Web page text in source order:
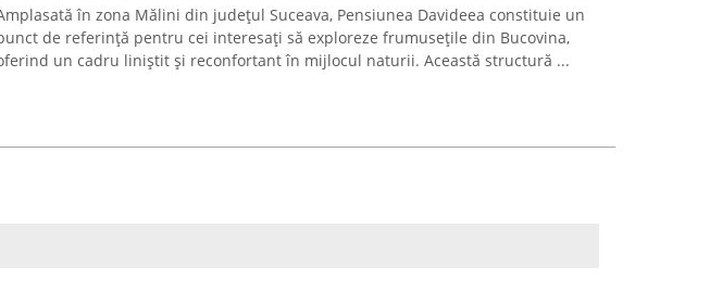
în zona Mălini din județul Suceava, Pensiunea Davideea constituie un
de referință pentru cei interesați să exploreze frumusețile din Bucovina,
un cadru liniștit și reconfortant în mijlocul naturii. Această structură ...